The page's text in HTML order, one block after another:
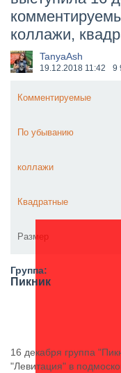
​Anthrax
коллажи,
TanyaAsh
19.12.2018 11:42 9
Комментируемые
По убыванию
коллажи
Квадратные
Размер
Группа:
Пикник
16 декабря группа
"Левитация" в